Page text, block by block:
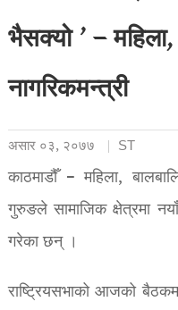
भैसक्यो ’ –
नागरिकमन्त्री
असार ०३, २०७७ ST
काठमाडौँ – महिला,
गुरुङले सामाजिक क्षेत्रमा
गरेका छन् ।
राष्ट्रियसभाको आजको